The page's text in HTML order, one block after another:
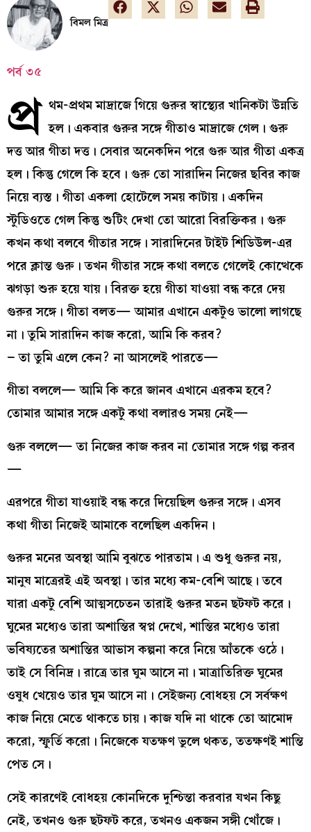
বিমল মিত্র
পর্ব ৩৫
প্র থম-প্রথম মাদ্রাজে গিয়ে গুরুর স্বাস্থ্যের খানিকটা উন্নতি
হল। একবার গুরুর সঙ্গে গীতাও মাদ্রাজে গেল। গুরু
দত্ত আর গীতা দত্ত। সেবার অনেকদিন পরে গুরু আর গীতা একত্র
হল। কিন্তু গেলে কি হবে। গুরু তো সারাদিন নিজের ছবির কাজ
নিয়ে ব্যস্ত। গীতা একলা হোটেলে সময় কাটায়। একদিন
স্টুডিওতে গেল কিন্তু শুটিং দেখা তো আরো বিরক্তিকর। গুরু
কখন কথা বলবে গীতার সঙ্গে। সারাদিনের টাইট শিডিউল-এর
পরে ক্লান্ত গুরু। তখন গীতার সঙ্গে কথা বলতে গেলেই কোত্থেকে
ঝগড়া শুরু হয়ে যায়। বিরক্ত হয়ে গীতা যাওয়া বন্ধ করে দেয়
গুরুর সঙ্গে। গীতা বলত— আমার এখানে একটুও ভালো লাগছে
না। তুমি সারাদিন কাজ করো, আমি কি করব?
– তা তুমি এলে কেন? না আসলেই পারতে—
গীতা বললে— আমি কি করে জানব এখানে এরকম হবে?
তোমার আমার সঙ্গে একটু কথা বলারও সময় নেই—
গুরু বললে— তা নিজের কাজ করব না তোমার সঙ্গে গল্প করব
—
এরপরে গীতা যাওয়াই বন্ধ করে দিয়েছিল গুরুর সঙ্গে। এসব
কথা গীতা নিজেই আমাকে বলেছিল একদিন।
গুরুর মনের অবস্থা আমি বুঝতে পারতাম। এ শুধু গুরুর নয়,
মানুষ মাত্রেরই এই অবস্থা। তার মধ্যে কম-বেশি আছে। তবে
যারা একটু বেশি আত্মসচেতন তারাই গুরুর মতন ছটফট করে।
ঘুমের মধ্যেও তারা অশান্তির স্বপ্ন দেখে, শান্তির মধ্যেও তারা
ভবিষ্যতের অশান্তির আভাস কল্পনা করে নিয়ে আঁতকে ওঠে।
তাই সে বিনিদ্র। রাত্রে তার ঘুম আসে না। মাত্রাতিরিক্ত ঘুমের
ওষুধ খেয়েও তার ঘুম আসে না। সেইজন্য বোধহয় সে সর্বক্ষণ
কাজ নিয়ে মেতে থাকতে চায়। কাজ যদি না থাকে তো আমোদ
করো, স্ফুর্তি করো। নিজেকে যতক্ষণ ভুলে থকত, ততক্ষণই শান্তি
পেত সে।
সেই কারণেই বোধহয় কোনদিকে দুশ্চিন্তা করবার যখন কিছু
নেই, তখনও গুরু ছটফট করে, তখনও একজন সঙ্গী খোঁজে।